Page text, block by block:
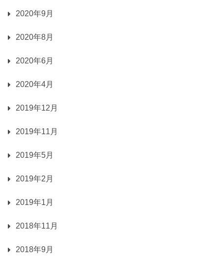
2020年9月
2020年8月
2020年6月
2020年4月
2019年12月
2019年11月
2019年5月
2019年2月
2019年1月
2018年11月
2018年9月